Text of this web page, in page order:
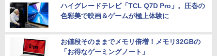
ハイグレードテレビ「TCL Q7D Pro」。圧巻の
色彩美で映画＆ゲームが極上体験に
お値段そのままでメモリ倍増！メモリ32GBの
「お得なゲーミングノート」